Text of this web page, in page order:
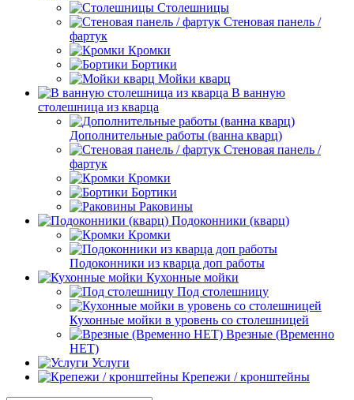
Столешницы
Стеновая панель /
фартук
Кромки
Бортики
Мойки кварц
В ванную
столешница из кварца
Дополнительные работы (ванна кварц)
Стеновая панель /
фартук
Кромки
Бортики
Раковины
Подоконники (кварц)
Кромки
Подоконники из кварца доп работы
Кухонные мойки
Под столешницу
Кухонные мойки в уровень со столешницей
Врезные (Временно
НЕТ)
Услуги
Крепежи / кронштейны